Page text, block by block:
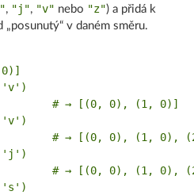
, "j", "v" nebo "z") a přidá k
v daném směru.
'v')
# → [(0, 0), (1, 0)]
'v')
# → [(0, 0), (1, 0),
'j')
# → [(0, 0), (1, 0),
's')